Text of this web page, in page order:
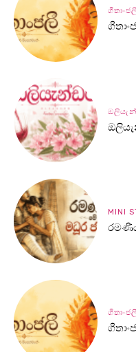
ගීතාංජලී
MINI
ගීතාංජලී